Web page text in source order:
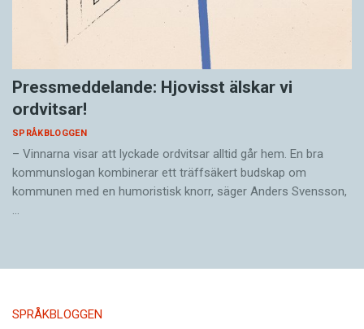
Pressmeddelande: Hjovisst älskar vi
ordvitsar!
SPRÅKBLOGGEN
– Vinnarna visar att lyckade ordvitsar alltid går hem. En bra
kommunslogan kombinerar ett träffsäkert budskap om
kommunen med en humoristisk knorr, säger Anders Svensson,
…
SPRÅKBLOGGEN